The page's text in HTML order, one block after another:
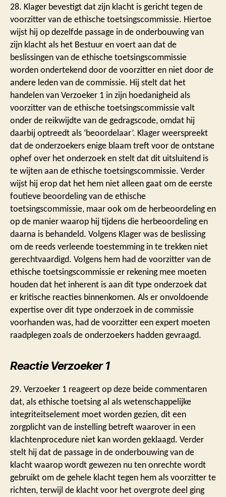
28. Klager bevestigt dat zijn klacht is gericht tegen de
voorzitter van de ethische toetsingscommissie. Hiertoe
wijst hij op dezelfde passage in de onderbouwing van
zijn klacht als het Bestuur en voert aan dat de
beslissingen van de ethische toetsingscommissie
worden ondertekend door de voorzitter en niet door de
andere leden van de commissie. Hij stelt dat het
handelen van Verzoeker 1 in zijn hoedanigheid als
voorzitter van de ethische toetsingscommissie valt
onder de reikwijdte van de gedragscode, omdat hij
daarbij optreedt als ‘beoordelaar’. Klager weerspreekt
dat de onderzoekers enige blaam treft voor de ontstane
ophef over het onderzoek en stelt dat dit uitsluitend is
te wijten aan de ethische toetsingscommissie. Verder
wijst hij erop dat het hem niet alleen gaat om de eerste
foutieve beoordeling van de ethische
toetsingscommissie, maar ook om de herbeoordeling en
op de manier waarop hij tijdens die herbeoordeling en
daarna is behandeld. Volgens Klager was de beslissing
om de reeds verleende toestemming in te trekken niet
gerechtvaardigd. Volgens hem had de voorzitter van de
ethische toetsingscommissie er rekening mee moeten
houden dat het inherent is aan dit type onderzoek dat
er kritische reacties binnenkomen. Als er onvoldoende
expertise over dit type onderzoek in de commissie
voorhanden was, had de voorzitter een expert moeten
raadplegen zoals de onderzoekers hadden gevraagd.
Reactie Verzoeker 1
29. Verzoeker 1 reageert op deze beide commentaren
dat, als ethische toetsing al als wetenschappelijke
integriteitselement moet worden gezien, dit een
zorgplicht van de instelling betreft waarover in een
klachtenprocedure niet kan worden geklaagd. Verder
stelt hij dat de passage in de onderbouwing van de
klacht waarop wordt gewezen nu ten onrechte wordt
gebruikt om de gehele klacht tegen hem als voorzitter te
richten, terwijl de klacht voor het overgrote deel ging